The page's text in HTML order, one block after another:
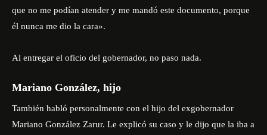
que no me podían atender y me mandó este documento, porque
él nunca me dio la cara».
Al entregar el oficio del gobernador, no paso nada.
Mariano González, hijo
También habló personalmente con el hijo del exgobernador
Mariano González Zarur. Le explicó su caso y le dijo que la iba a